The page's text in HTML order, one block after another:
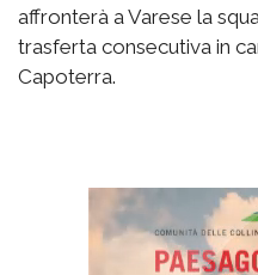
affronterà a Varese la
trasferta consecutiva in
Capoterra.